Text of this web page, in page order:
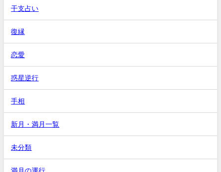
干支占い
復縁
恋愛
惑星逆行
手相
新月・満月一覧
未分類
満月の運行